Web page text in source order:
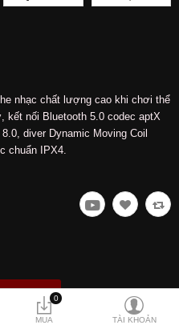
0
MUA TÀI KHOẢN
nhạc chất lượng cao khi chơi thể
nối Bluetooth 5.0 codec aptX
diver Dynamic Moving Coil
chuẩn IPX4.